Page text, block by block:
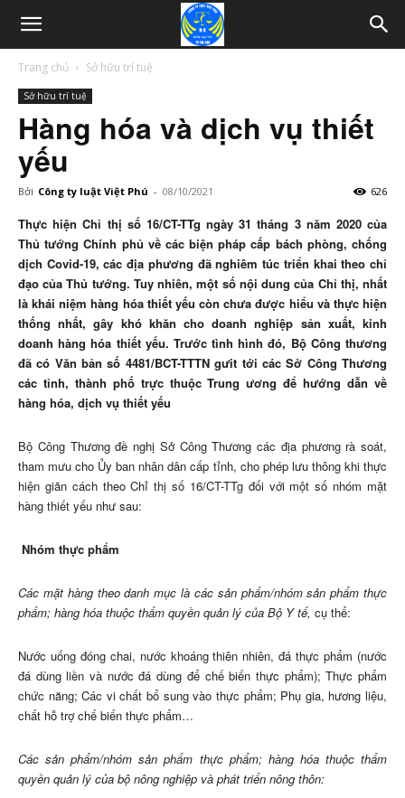
Trang chủ Sở hữu trí tuệ
Sở hữu trí tuệ
Hàng hóa và dịch vụ thiết
yếu
Bởi Công ty luật Việt Phú - 08/10/2021 626
Thực hiện Chỉ thị số 16/CT-TTg ngày 31 tháng 3 năm 2020 của
Thủ tướng Chính phủ về các biện pháp cấp bách phòng, chống
dịch Covid-19, các địa phương đã nghiêm túc triển khai theo chỉ
đạo của Thủ tướng. Tuy nhiên, một số nội dung của Chỉ thị, nhất
là khái niệm hàng hóa thiết yếu còn chưa được hiểu và thực hiện
thống nhất, gây khó khăn cho doanh nghiệp sản xuất, kinh
doanh hàng hóa thiết yếu. Trước tình hình đó, Bộ Công thương
đã có Văn bản số 4481/BCT-TTTN gưit tới các Sở Công Thương
các tỉnh, thành phố trực thuộc Trung ương để hướng dẫn về
hàng hóa, dịch vụ thiết yếu
Bộ Công Thương đề nghị Sở Công Thương các địa phương rà soát,
tham mưu cho Ủy ban nhân dân cấp tỉnh, cho phép lưu thông khi thực
hiện giãn cách theo Chỉ thị số 16/CT-TTg đối với một số nhóm mặt
hàng thiết yếu như sau:
Nhóm thực phẩm
Các mặt hàng theo danh mục là các sản phẩm/nhóm sản phẩm thực
phẩm; hàng hóa thuộc thẩm quyền quản lý của Bộ Ytế, cụ thể:
Nước uống đóng chai, nước khoáng thiên nhiên, đá thực phẩm (nước
đá dùng liền và nước đá dùng để chế biến thực phẩm); Thực phẩm
chức năng; Các vi chất bổ sung vào thực phẩm; Phụ gia, hương liệu,
chất hỗ trợ chế biến thực phẩm…
Các sản phẩm/nhóm sản phẩm thực phẩm; hàng hóa thuộc thẩm
quyền quản lý của bộ nông nghiệp và phát triển nông thôn: